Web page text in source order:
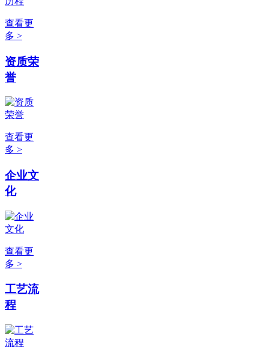
查看更
多 >
资质荣
誉
查看更
多 >
企业文
化
查看更
多 >
工艺流
程